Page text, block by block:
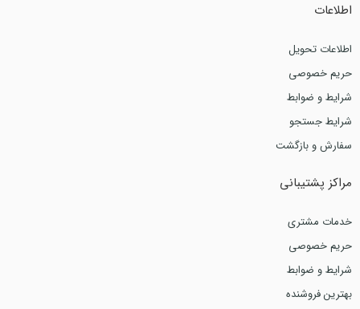
اطلاعات
اطلاعات تحویل
حریم خصوصی
شرایط و ضوابط
شرایط جستجو
سفارش و بازگشت
مراکز پشتیبانی
خدمات مشتری
حریم خصوصی
شرایط و ضوابط
بهترین فروشنده